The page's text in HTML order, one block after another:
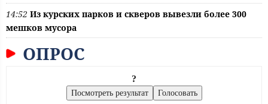
14:52 Из курских парков и скверов вывезли более 300
мешков мусора
ОПРОС
?